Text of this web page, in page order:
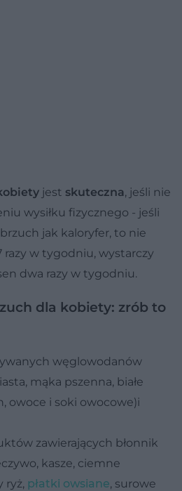
jest skuteczna, jeśli nie
wysiłku fizycznego - jeśli
jak kaloryfer, to nie
razy w tygodniu, wystarczy
dwa razy w tygodniu.
dla kobiety: zrób to
węglowodanów
mąka pszenna, białe
owoce i soki owocowe)i
zawierających błonnik
kasze, ciemne
ryż, płatki owsiane, surowe